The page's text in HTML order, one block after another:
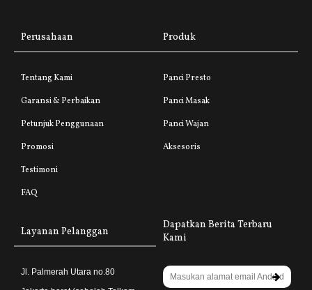
Perusahaan
Tentang Kami
Garansi & Perbaikan
Petunjuk Penggunaan
Promosi
Testimoni
FAQ
Produk
Panci Presto
Panci Masak
Panci Wajan
Aksesoris
Layanan Pelanggan
Jl. Palmerah Utara no.80
Dapatkan Berita Terbaru
Kami